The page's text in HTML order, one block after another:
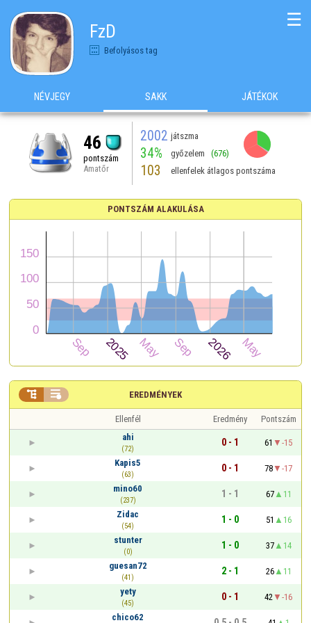
FzD
Befolyásos tag
☰
NÉVJEGY SAKK JÁTÉKOK
46
pontszám
Amatőr
2002 játszma
34% győzelem (676)
103 ellenfelek átlagos pontszáma
PONTSZÁM ALAKULÁSA
EREDMÉNYEK
 
Ellenfél Eredmény
Pontszám
ahi
(72)
0 - 1 61
-15
Kapis5
(63)
0 - 1 78
-17
mino60
(237)
1 - 1 67
11
Zidac
(54)
1 - 0 51
16
stunter
(0)
1 - 0 37
14
guesan72
(41)
2 - 1 26
11
yety
(45)
0 - 1 42
-16
chico62